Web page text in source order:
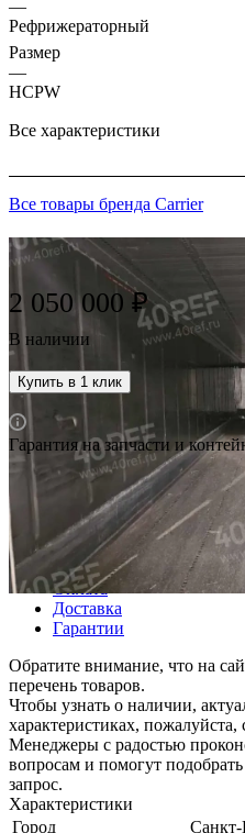
—
Рефрижераторный
Размер
—
HCPW
Все характеристики
Все товары бренда Carrier
2 050 000 ₽
В наличии
Купить в 1 клик
Гарантия на запчасти и
Описание
Характеристики
Лизинг
Оплата
Доставка
Гарантии
Обратите внимание, что на
перечень товаров.
Чтобы узнать о наличии,
характеристиках, пожалуйста,
Менеджеры с радостью
вопросам и помогут
запрос.
Характеристики
Город
Санкт-